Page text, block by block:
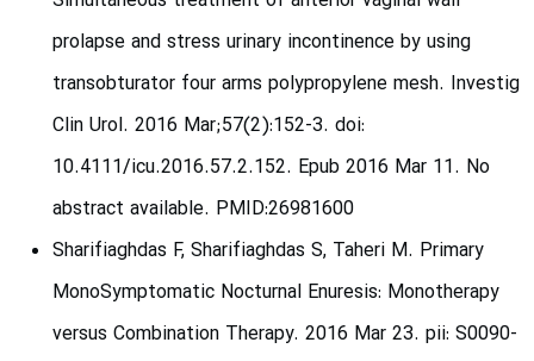
prolapse and stress urinary incontinence by using
transobturator four arms polypropylene mesh. Investig
Clin Urol. 2016 Mar;57(2):152-3. doi:
10.4111/icu.2016.57.2.152. Epub 2016 Mar 11. No
abstract available. PMID:26981600
Sharifiaghdas F, Sharifiaghdas S, Taheri M. Primary
MonoSymptomatic Nocturnal Enuresis: Monotherapy
versus Combination Therapy. 2016 Mar 23. pii: S0090-